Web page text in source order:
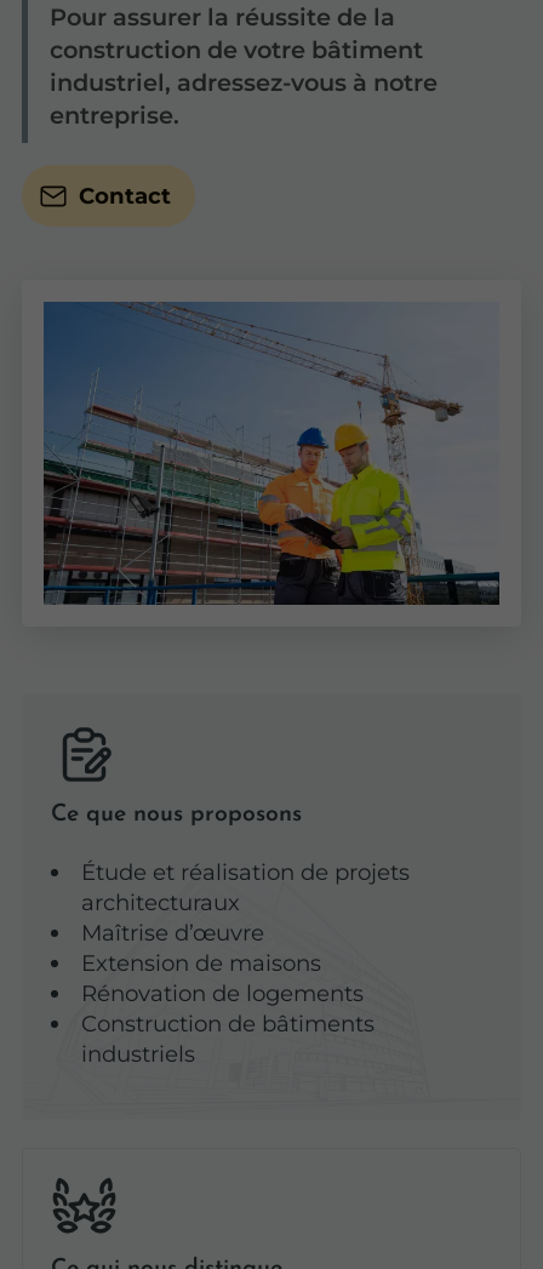
Pour assurer la réussite de la
construction de votre bâtiment
industriel, adressez-vous à notre
entreprise.
Contact
Ce que nous proposons
Étude et réalisation de projets
architecturaux
Maîtrise d’œuvre
Extension de maisons
Rénovation de logements
Construction de bâtiments
industriels